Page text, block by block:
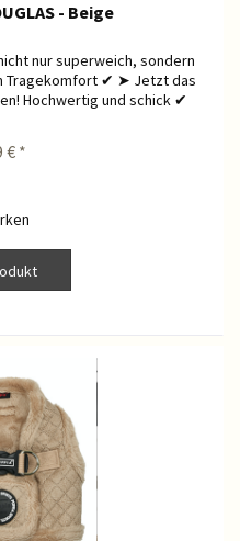
- Beige
nur superweich, sondern
Tragekomfort ✔ ➤ Jetzt das
Hochwertig und schick ✔
€ *